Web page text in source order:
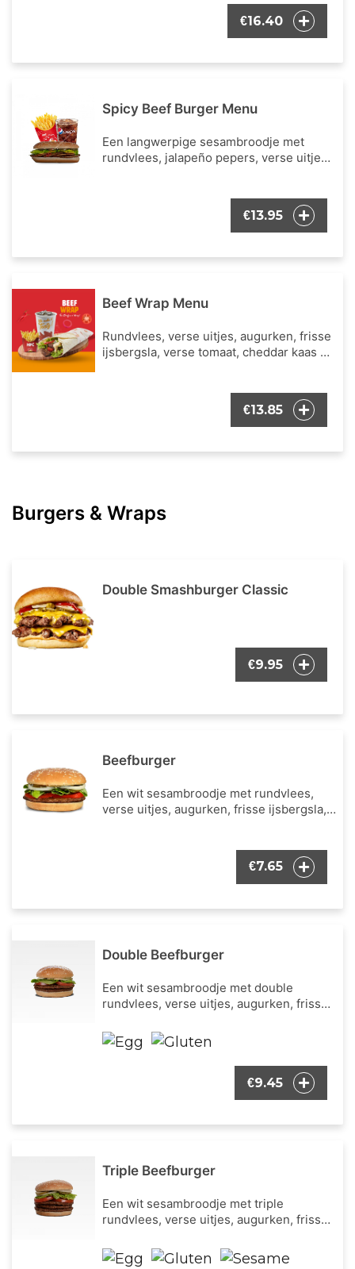
€16.40
Spicy Beef Burger Menu
Een langwerpige sesambroodje met
rundvlees, jalapeño pepers, verse uitjes,
Inclusief een portie Franse frietjes en
een frisdrank naar keuze.€13.95
Beef Wrap Menu
Rundvlees, verse uitjes, augurken, frisse
ijsbergsla, verse tomaat, cheddar kaas en
€13.85
Burgers & Wraps
Double Smashburger Classic
€9.95
Beefburger
Een wit sesambroodje met rundvlees,
verse uitjes, augurken, frisse ijsbergsla,
€7.65
Double Beefburger
Een wit sesambroodje met double
rundvlees, verse uitjes, augurken, frisse
bekende burger dressing.
€9.45
Triple Beefburger
Een wit sesambroodje met triple
rundvlees, verse uitjes, augurken, frisse
bekende burger dressing.